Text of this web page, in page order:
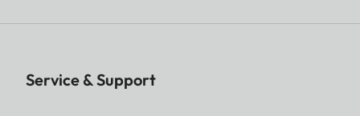
Service & Support